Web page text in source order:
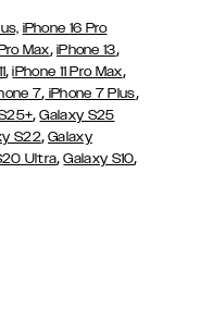
iPhone 16 Pro
Max, iPhone 13,
,iPhone 11 Pro Max,
7, iPhone 7 Plus,
,Galaxy S25
S22,Galaxy
Ultra,Galaxy S10,